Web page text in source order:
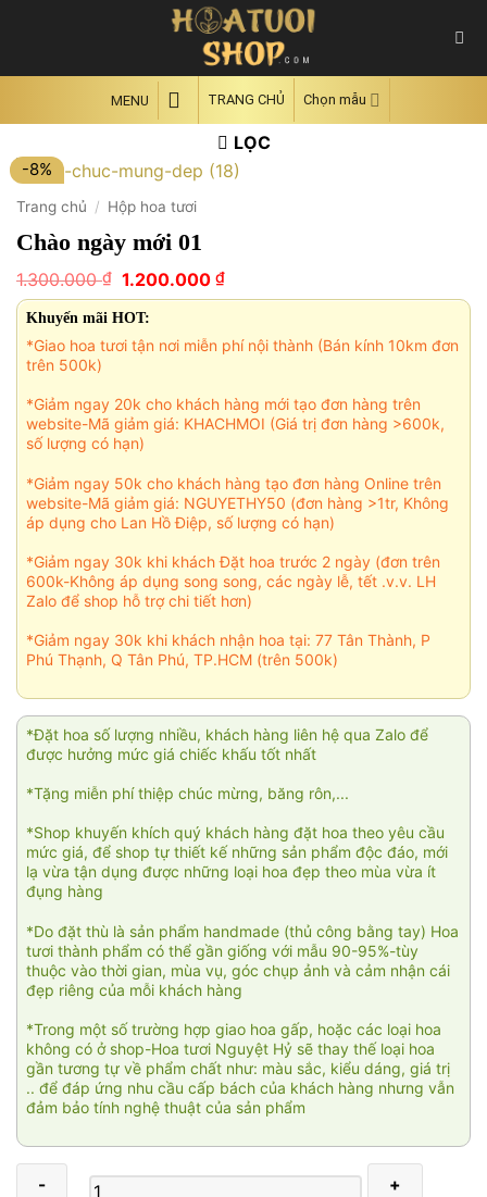
MENU TRANG CHỦ Chọn mẫu
LỌC
-8%
Trang chủ / Hộp hoa tươi
Chào ngày mới 01
1.300.000₫ Giá
gốc
là:
1.300.000 ₫.
1.200.000 ₫Giá
hiện
1.200.000 ₫.
Khuyến mãi HOT:
*Giao hoa tươi tận nơi miễn phí nội thành (Bán kính 10km đơn
trên 500k)
*Giảm ngay 20k cho khách hàng mới tạo đơn hàng trên
website-Mã giảm giá: KHACHMOI (Giá trị đơn hàng >600k,
số lượng có hạn)
*Giảm ngay 50k cho khách hàng tạo đơn hàng Online trên
website-Mã giảm giá: NGUYETHY50 (đơn hàng >1tr, Không
áp dụng cho Lan Hồ Điệp, số lượng có hạn)
*Giảm ngay 30k khi khách Đặt hoa trước 2 ngày (đơn trên
600k-Không áp dụng song song, các ngày lễ, tết .v.v. LH
Zalo để shop hỗ trợ chi tiết hơn)
*Giảm ngay 30k khi khách nhận hoa tại: 77 Tân Thành, P
Phú Thạnh, Q Tân Phú, TP.HCM (trên 500k)
*Đặt hoa số lượng nhiều, khách hàng liên hệ qua Zalo để
được hưởng mức giá chiếc khấu tốt nhất
*Tặng miễn phí thiệp chúc mừng, băng rôn,...
*Shop khuyến khích quý khách hàng đặt hoa theo yêu cầu
mức giá, để shop tự thiết kế những sản phẩm độc đáo, mới
lạ vừa tận dụng được những loại hoa đẹp theo mùa vừa ít
đụng hàng
*Do đặt thù là sản phẩm handmade (thủ công bằng tay) Hoa
tươi thành phẩm có thể gần giống với mẫu 90-95%-tùy
thuộc vào thời gian, mùa vụ, góc chụp ảnh và cảm nhận cái
đẹp riêng của mỗi khách hàng
*Trong một số trường hợp giao hoa gấp, hoặc các loại hoa
không có ở shop-Hoa tươi Nguyệt Hỷ sẽ thay thế loại hoa
gần tương tự về phẩm chất như: màu sắc, kiểu dáng, giá trị
.. để đáp ứng nhu cầu cấp bách của khách hàng nhưng vẫn
đảm bảo tính nghệ thuật của sản phẩm